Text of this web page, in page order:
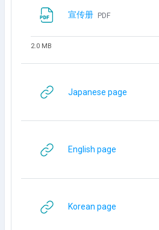
宣传册 Berkas
PDF
2.0 MB
Japanese page
English page
Korean page